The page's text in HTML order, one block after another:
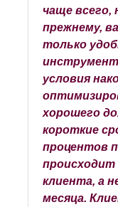
чаще всего,
прежнему,
только
условия
хорошего
короткие
процентов
происходит
клиента, а
месяца.